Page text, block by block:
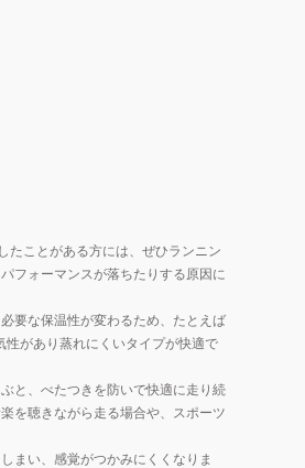
たことがある方には、ぜひランニン
フォーマンスが落ちたりする原因に
要な保温性が変わるため、たとえば
があり蒸れにくいタイプが快適で
と、べたつきを防いで快適に走り続
を聴きながら走る場合や、スポーツ
まい、感覚がつかみにくくなりま